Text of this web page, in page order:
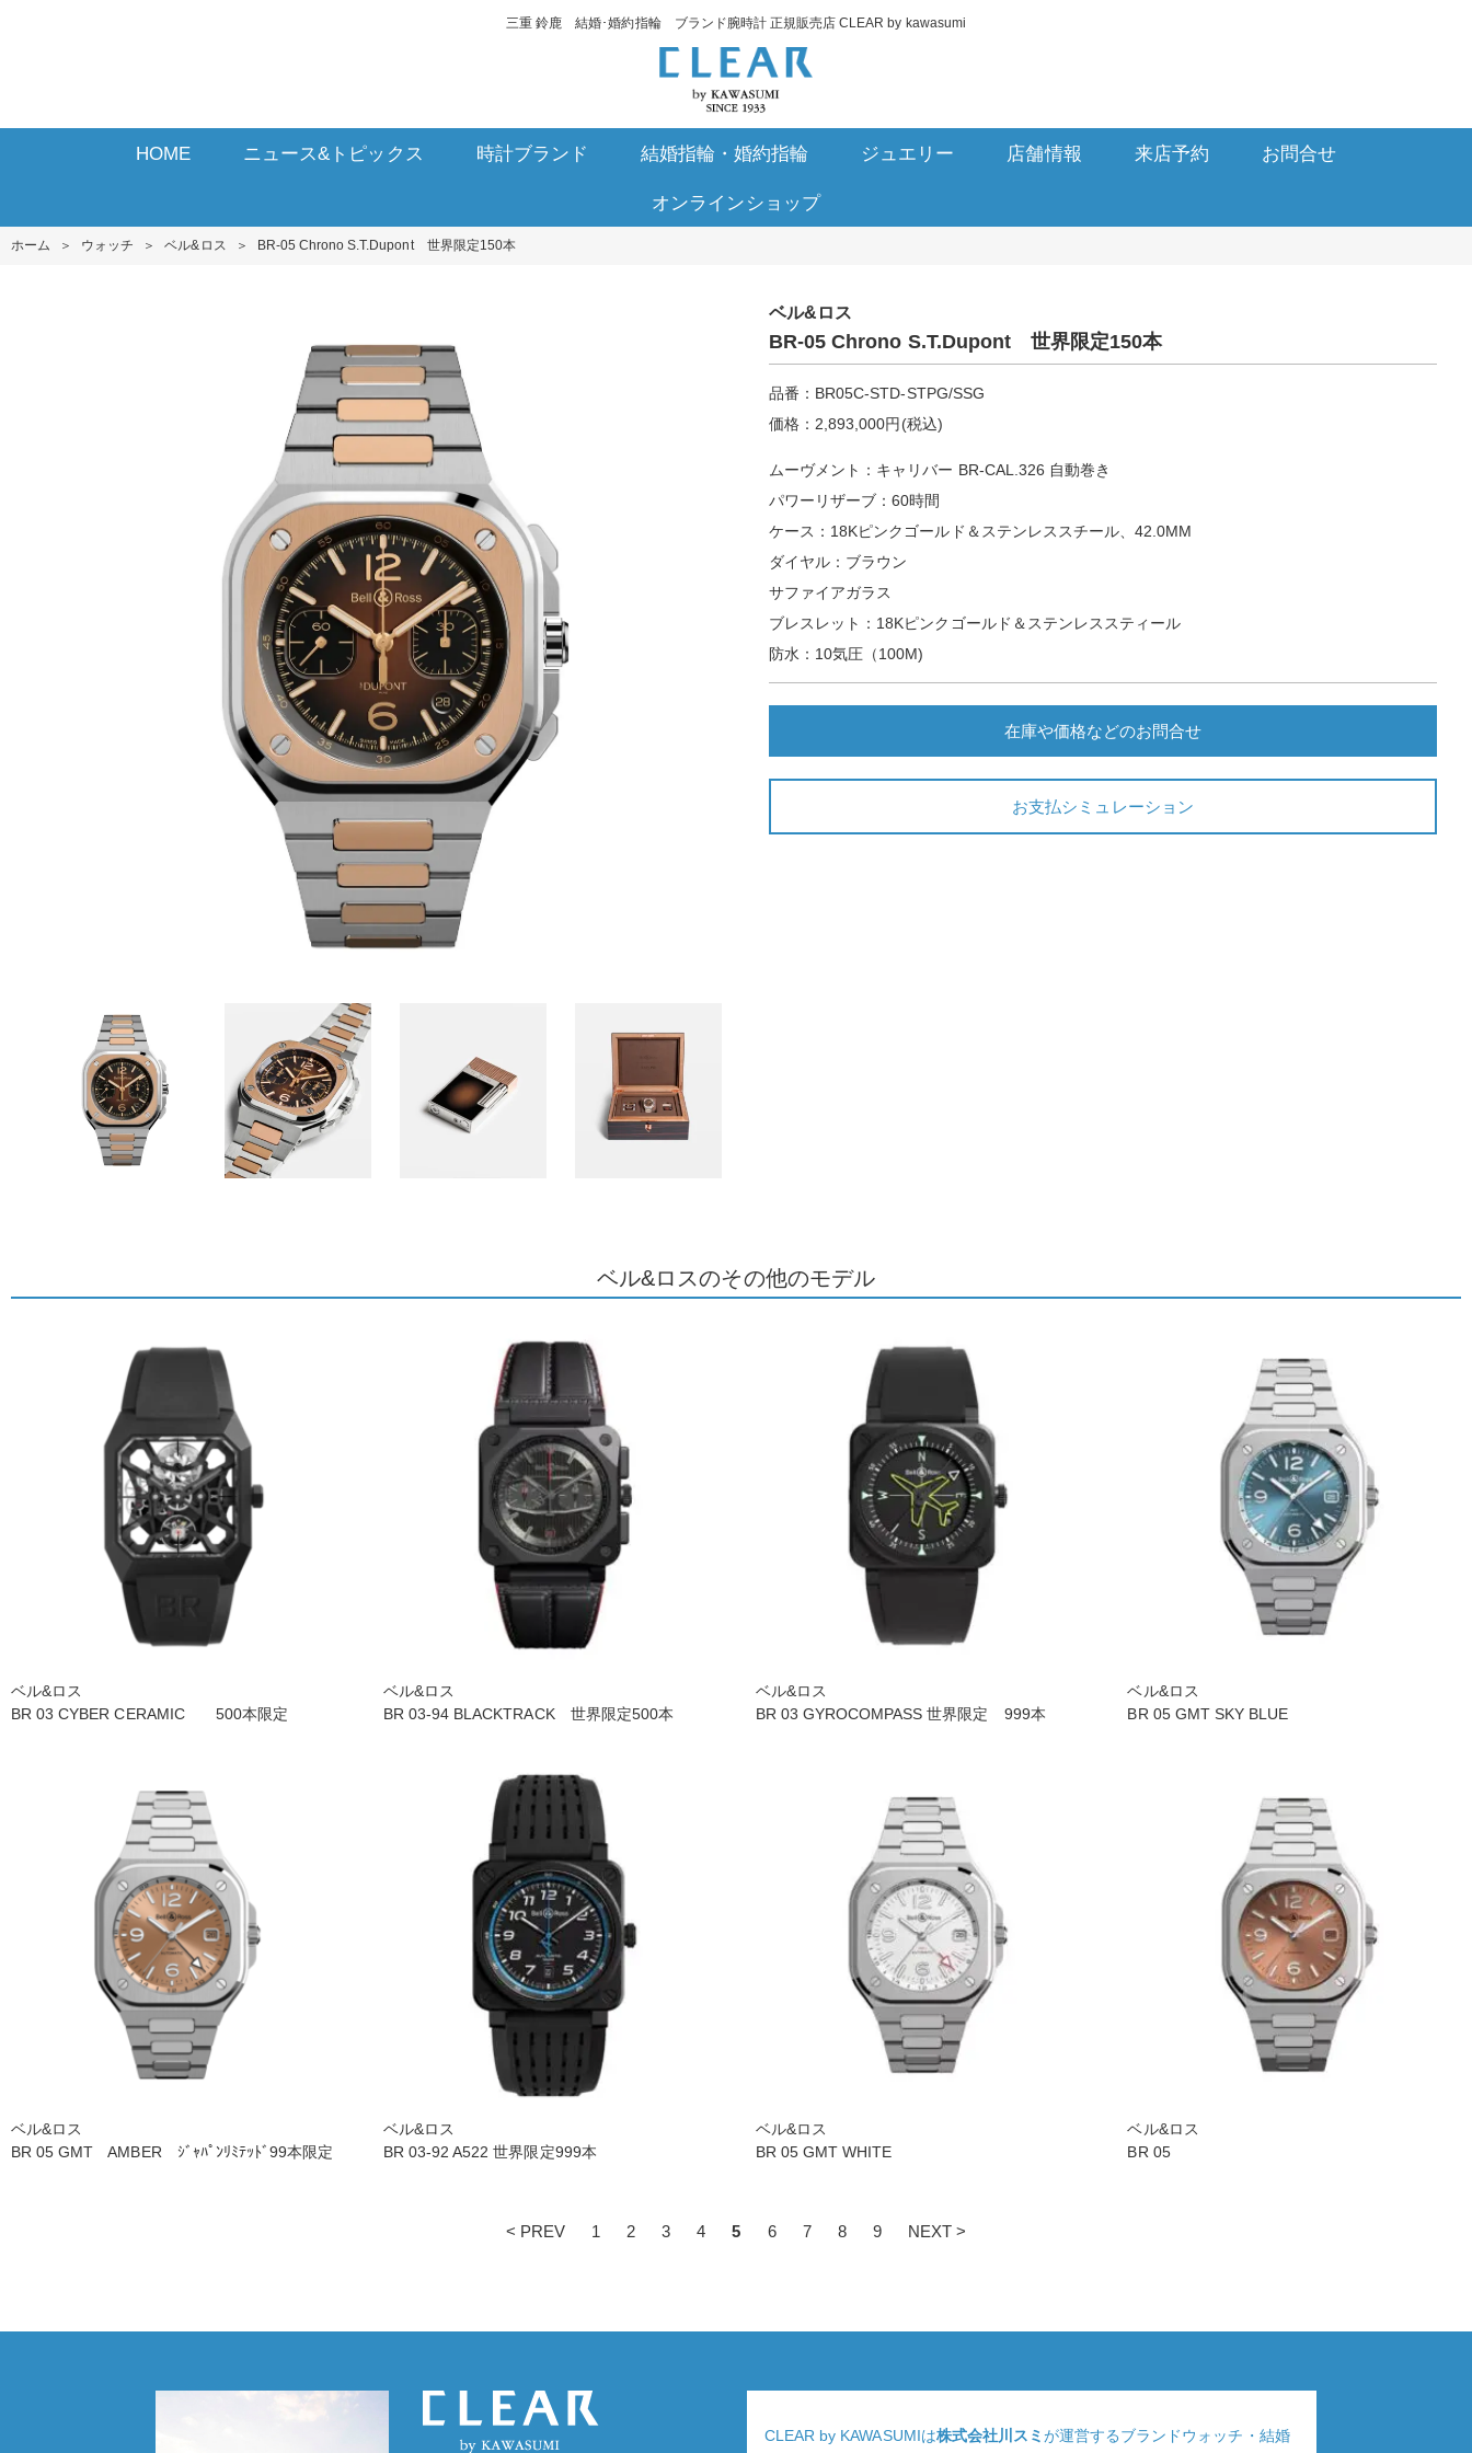
三重 鈴鹿 結婚･婚約指輪 ブランド腕時計 正規販売店 CLEAR by kawasumi
HOME ニュース&トピックス 時計ブランド 結婚指輪・婚約指輪 ジュエリー 店舗情報 来店予約 お問合せ
オンラインショップ
ホーム ＞ ウォッチ ＞ ベル&ロス ＞ BR-05 Chrono S.T.Dupont 世界限定150本
ベル&ロス
BR-05 Chrono S.T.Dupont 世界限定150本
品番：BR05C-STD-STPG/SSG
価格：2,893,000円(税込)
ムーヴメント：キャリバー BR-CAL.326 自動巻き
パワーリザーブ：60時間
ケース：18Kピンクゴールド＆ステンレススチール、42.0MM
ダイヤル：ブラウン
サファイアガラス
ブレスレット：18Kピンクゴールド＆ステンレススティール
防水：10気圧（100M)
在庫や価格などのお問合せ
お支払シミュレーション
ベル&ロスのその他のモデル
ベル&ロス
BR 03 CYBER CERAMIC 500本限定
ベル&ロス
BR 03-94 BLACKTRACK 世界限定500本
ベル&ロス
BR 03 GYROCOMPASS 世界限定 999本
ベル&ロス
BR 05 GMT SKY BLUE
ベル&ロス
BR 05 GMT AMBER ｼﾞｬﾊﾟﾝﾘﾐﾃｯﾄﾞ99本限定
ベル&ロス
BR 03-92 A522 世界限定999本
ベル&ロス
BR 05 GMT WHITE
ベル&ロス
BR 05
< PREV 1 2 3 4 5 6 7 8 9 NEXT >
CLEAR by KAWASUMIは株式会社川スミが運営するブランドウォッチ・結婚